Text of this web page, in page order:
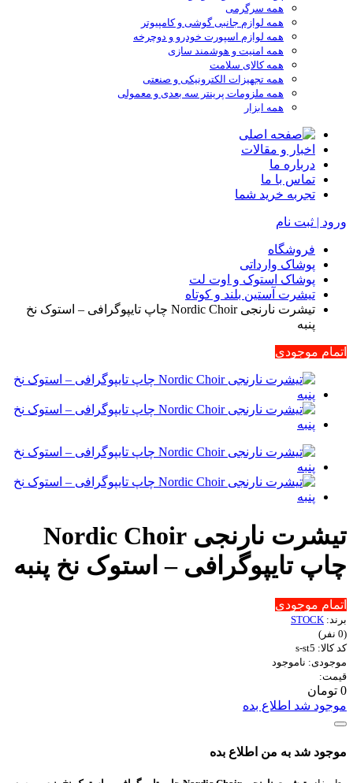
همه سرگرمی
همه لوازم جانبی گوشی و کامپیوتر
همه لوازم اسپورت خودرو و دوچرخه
همه امنیت و هوشمند سازی
همه کالای سلامت
همه تجهیزات الکترونیکی و صنعتی
همه ملزومات پرینتر سه بعدی و معمولی
همه ابزار
اخبار و مقالات
درباره ما
تماس با ما
تجربه خرید شما
ورود | ثبت نام
فروشگاه
پوشاک وارداتی
پوشاک استوک و اوت لت
تیشرت آستین بلند و کوتاه
تیشرت نارنجی Nordic Choir چاپ تایپوگرافی – استوک نخ
پنبه
اتمام موجودی
تیشرت نارنجی Nordic Choir
چاپ تایپوگرافی – استوک نخ پنبه
اتمام موجودی
برند: STOCK
(0 نفر)
کد کالا: s-st5
موجودی: ناموجود
قیمت:
0 تومان
موجود شد اطلاع بده
موجود شد به من اطلاع بده